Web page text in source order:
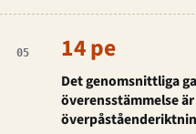
05 14 pe
Det genomsnittliga
överensstämmelse